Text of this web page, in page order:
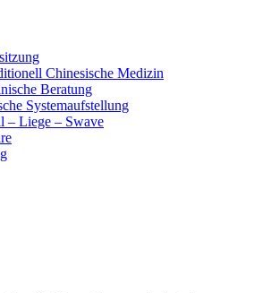
Chinesische Medizin
Beratung
Systemaufstellung
– Liege – Swave